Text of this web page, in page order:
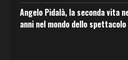
Angelo Pidalà, la seconda vita
anni nel mondo dello spettacolo